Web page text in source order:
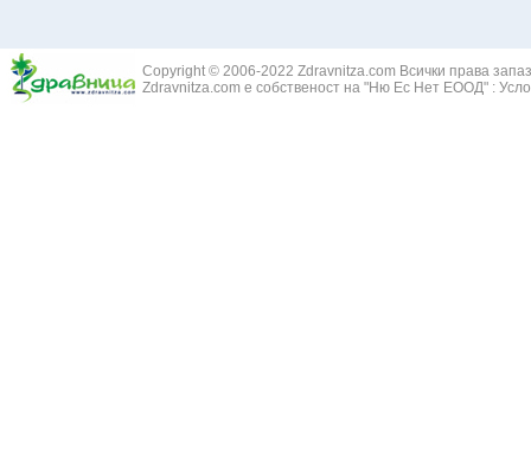
Copyright © 2006-2022 Zdravnitza.com Всички права
Zdravnitza.com е собственост на "Ню Ес Нет ЕООД" :